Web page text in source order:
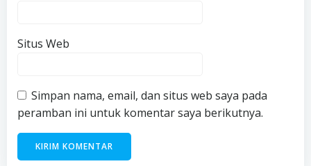
Situs Web
Simpan nama, email, dan situs web saya pada
peramban ini untuk komentar saya berikutnya.